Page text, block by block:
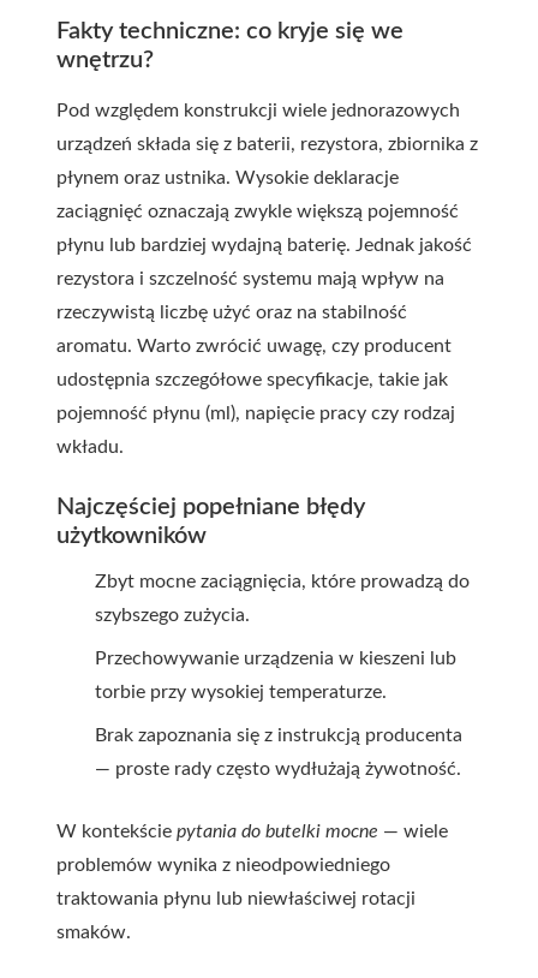
Fakty techniczne: co kryje się we
wnętrzu?
Pod względem konstrukcji wiele jednorazowych
urządzeń składa się z baterii, rezystora, zbiornika z
płynem oraz ustnika. Wysokie deklaracje
zaciągnięć oznaczają zwykle większą pojemność
płynu lub bardziej wydajną baterię. Jednak jakość
rezystora i szczelność systemu mają wpływ na
rzeczywistą liczbę użyć oraz na stabilność
aromatu. Warto zwrócić uwagę, czy producent
udostępnia szczegółowe specyfikacje, takie jak
pojemność płynu (ml), napięcie pracy czy rodzaj
wkładu.
Najczęściej popełniane błędy
użytkowników
Zbyt mocne zaciągnięcia, które prowadzą do
szybszego zużycia.
Przechowywanie urządzenia w kieszeni lub
torbie przy wysokiej temperaturze.
Brak zapoznania się z instrukcją producenta
— proste rady często wydłużają żywotność.
W kontekście pytania do butelki mocne — wiele
problemów wynika z nieodpowiedniego
traktowania płynu lub niewłaściwej rotacji
smaków.